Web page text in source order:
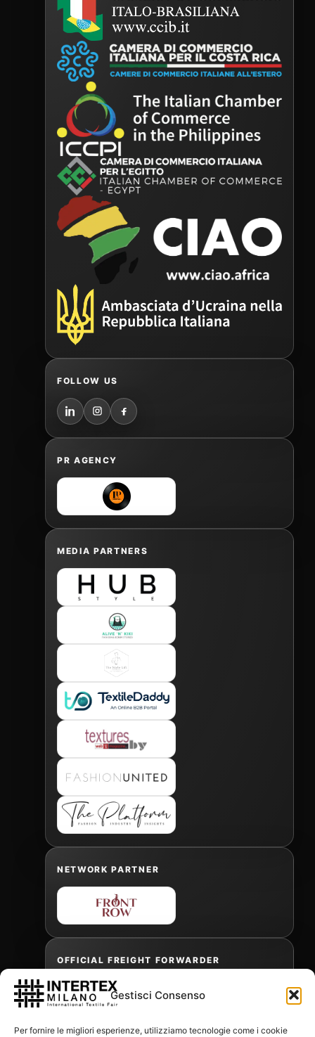
Gestisci Consenso
Per fornire le migliori esperienze, utilizziamo tecnologie come i cookie
FOLLOW US
PR AGENCY
MEDIA PARTNERS
NETWORK PARTNER
OFFICIAL FREIGHT FORWARDER